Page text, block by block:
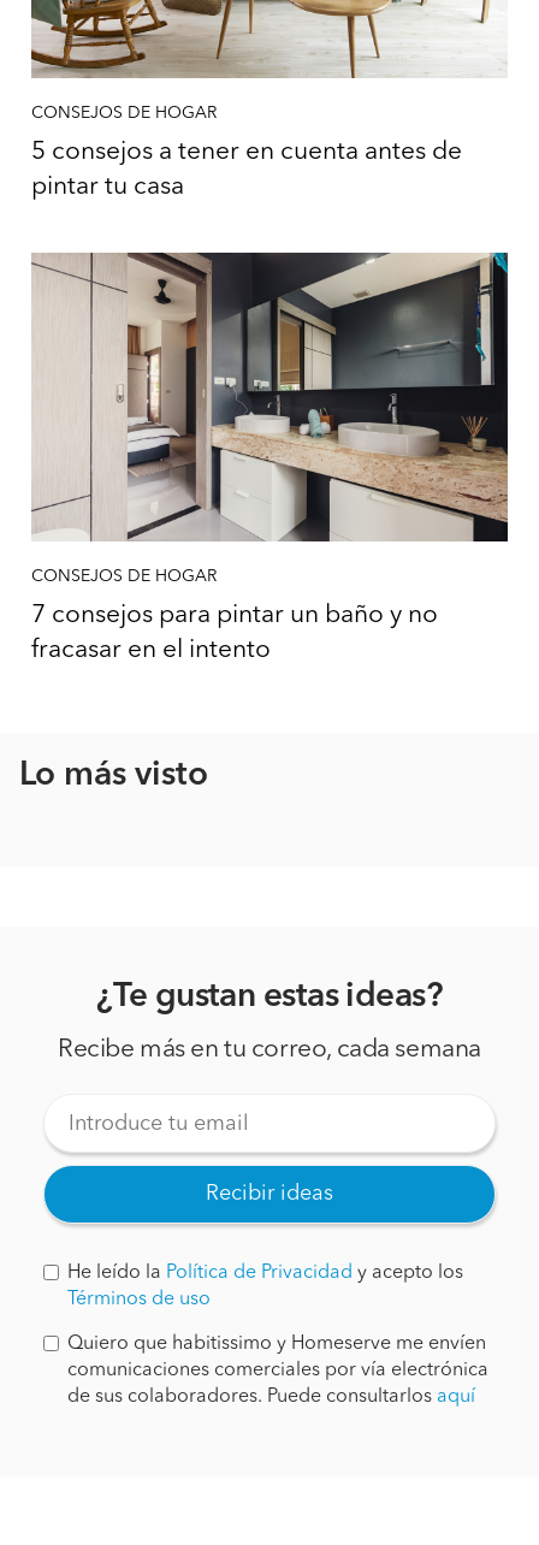
CONSEJOS DE HOGAR
5 consejos a tener en cuenta antes de
pintar tu casa
CONSEJOS DE HOGAR
7 consejos para pintar un baño y no
fracasar en el intento
Lo más visto
¿Te gustan estas ideas?
Recibe más en tu correo, cada semana
Recibir ideas
He leído la Política de Privacidad y acepto los
Términos de uso
Quiero que habitissimo y Homeserve me envíen
comunicaciones comerciales por vía electrónica
de sus colaboradores. Puede consultarlos aquí